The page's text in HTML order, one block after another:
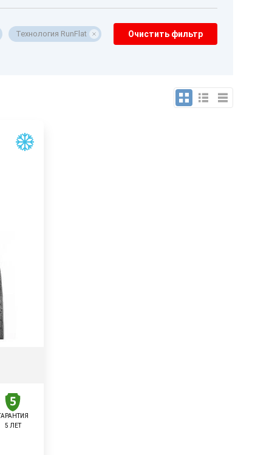
Технология RunFlat Очистить фильтр
5 ЛЕТ